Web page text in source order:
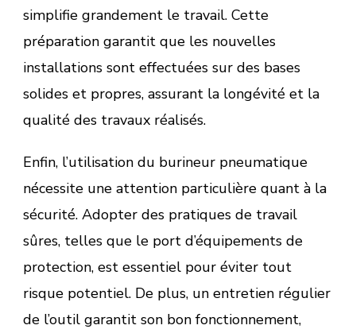
simplifie grandement le travail. Cette
préparation garantit que les nouvelles
installations sont effectuées sur des bases
solides et propres, assurant la longévité et la
qualité des travaux réalisés.
Enfin, l’utilisation du burineur pneumatique
nécessite une attention particulière quant à la
sécurité. Adopter des pratiques de travail
sûres, telles que le port d’équipements de
protection, est essentiel pour éviter tout
risque potentiel. De plus, un entretien régulier
de l’outil garantit son bon fonctionnement,